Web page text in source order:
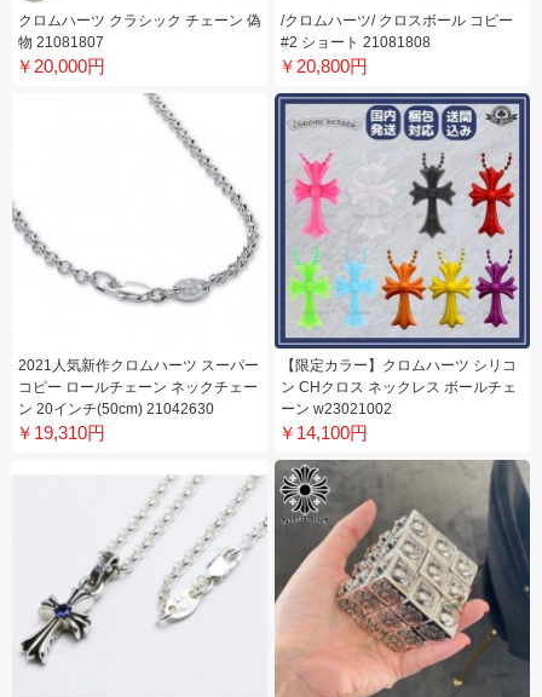
クロムハーツ クラシック チェーン 偽
物 21081807
￥20,000円
/クロムハーツ/ クロスボール コピー
#2 ショート 21081808
￥20,800円
2021人気新作クロムハーツ スーパー
コピー ロールチェーン ネックチェー
ン 20インチ(50cm) 21042630
￥19,310円
【限定カラー】クロムハーツ シリコ
ン CHクロス ネックレス ボールチェ
ーン w23021002
￥14,100円